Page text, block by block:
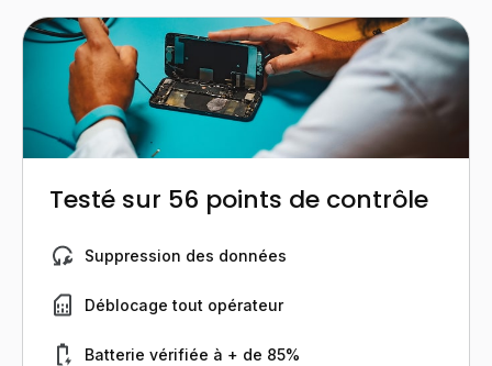
Testé sur 56 points de contrôle
Suppression des données
Déblocage tout opérateur
Batterie vérifiée à + de 85%